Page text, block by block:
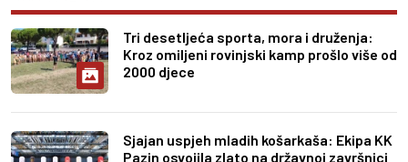
Tri desetljeća sporta, mora i druženja:
Kroz omiljeni rovinjski kamp prošlo više od
2000 djece
Sjajan uspjeh mladih košarkaša: Ekipa KK
Pazin osvojila zlato na državnoj završnici